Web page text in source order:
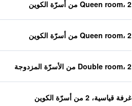
Queen room، 2 من أسرّة الكوين
Queen room، 2 من أسرّة الكوين
Double room، 2 من الأسرّة المزدوجة
غرفة قياسية، 2 من أسرّة الكوين